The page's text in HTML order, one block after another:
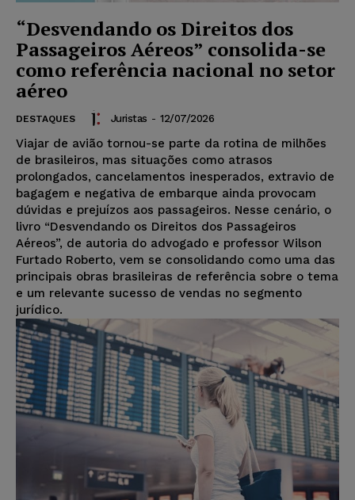
“Desvendando os Direitos dos
Passageiros Aéreos” consolida-se
como referência nacional no setor
aéreo
DESTAQUES Juristas - 12/07/2026
Viajar de avião tornou-se parte da rotina de milhões
de brasileiros, mas situações como atrasos
prolongados, cancelamentos inesperados, extravio de
bagagem e negativa de embarque ainda provocam
dúvidas e prejuízos aos passageiros. Nesse cenário, o
livro “Desvendando os Direitos dos Passageiros
Aéreos”, de autoria do advogado e professor Wilson
Furtado Roberto, vem se consolidando como uma das
principais obras brasileiras de referência sobre o tema
e um relevante sucesso de vendas no segmento
jurídico.